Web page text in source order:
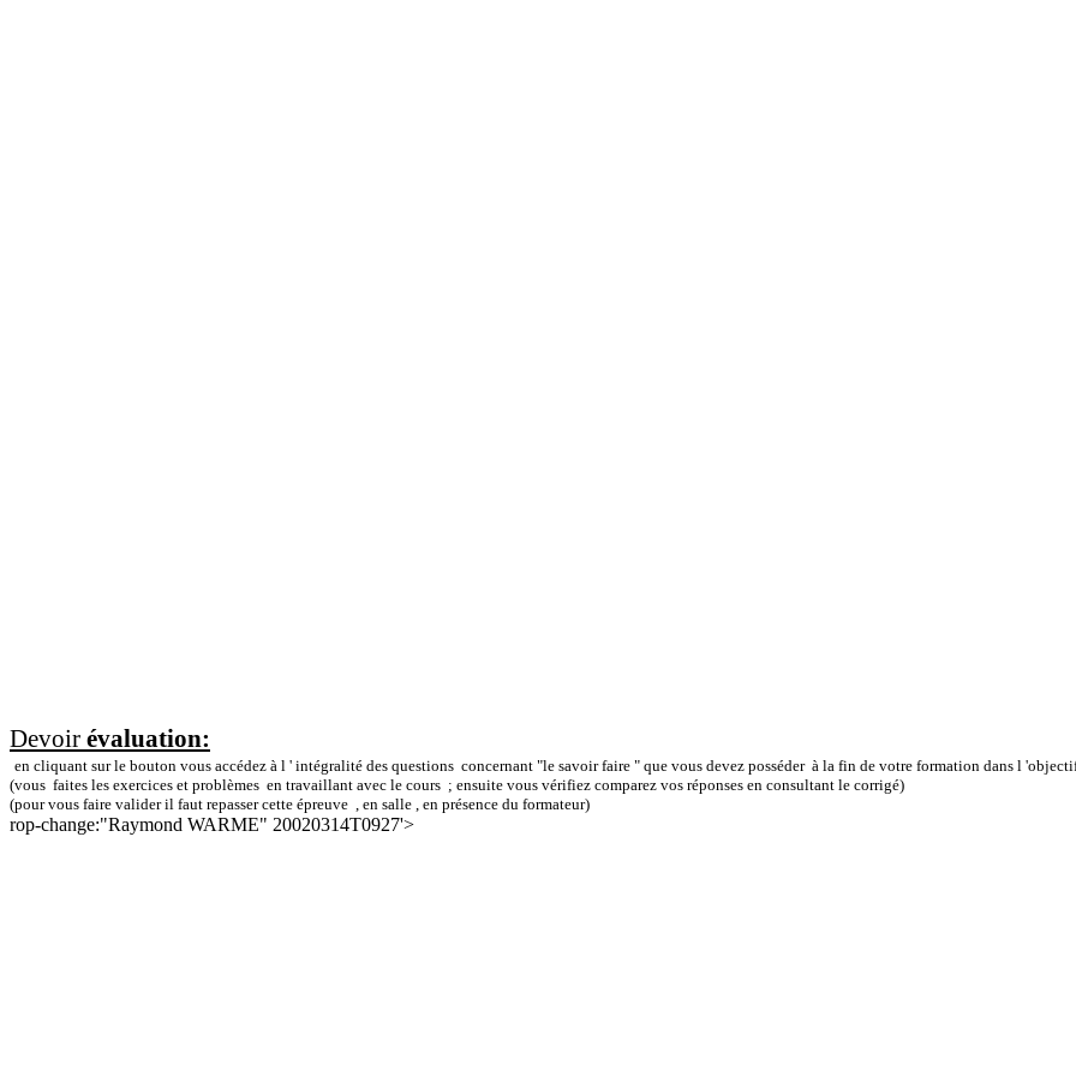
Devoir évaluation:
en cliquant sur le bouton vous accédez à l ' intégralité des questions concernant "le savoir faire " que vous devez posséder à la fin de votre formation dans l
(vous faites les exercices et problèmes en travaillant avec le cours ; ensuite vous vérifiez comparez vos réponses en consultant le corrigé)
(pour vous faire valider il faut repasser cette épreuve , en salle , en présence du formateur)
rop-change:"Raymond WARME" 20020314T0927'>